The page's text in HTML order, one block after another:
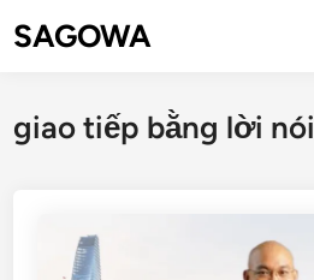
SAGOWA
giao tiếp bằng lời nói